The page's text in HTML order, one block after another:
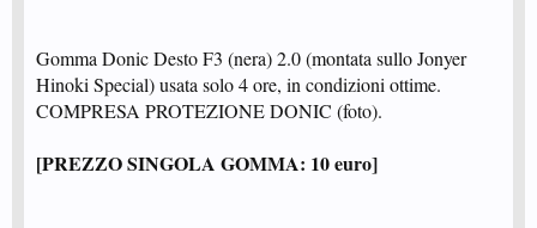
Gomma Donic Desto F3 (nera) 2.0 (montata sullo Jonyer
Hinoki Special) usata solo 4 ore, in condizioni ottime.
COMPRESA PROTEZIONE DONIC (foto).
[PREZZO SINGOLA GOMMA: 10 euro]